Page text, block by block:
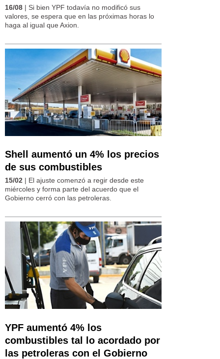
16/08 | Si bien YPF todavía no modificó sus
valores, se espera que en las próximas horas lo
haga al igual que Axion.
Shell aumentó un 4% los precios
de sus combustibles
15/02 | El ajuste comenzó a regir desde este
miércoles y forma parte del acuerdo que el
Gobierno cerró con las petroleras.
YPF aumentó 4% los
combustibles tal lo acordado por
las petroleras con el Gobierno